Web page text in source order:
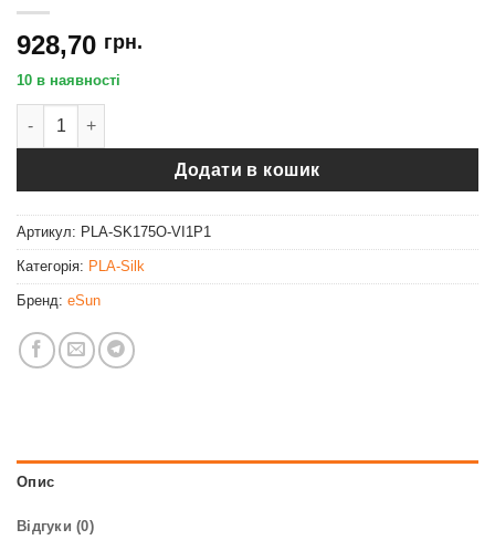
928,70 грн.
10 в наявності
Філамент eSun PLA-Silk, фіолетовий, 1кг/рулон, з
Додати в кошик
Артикул: PLA-SK175O-VI1P1
Категорія: PLA-Silk
Бренд: eSun
Опис
Відгуки (0)